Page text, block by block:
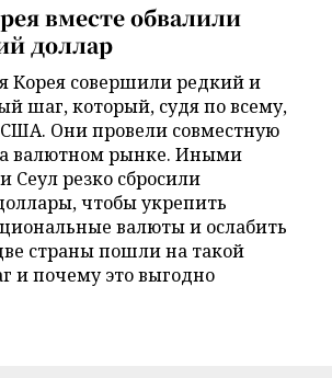
вместе обвалили
доллар
Корея совершили редкий и
шаг, который, судя по всему,
США. Они провели совместную
валютном рынке. Иными
Сеул резко сбросили
чтобы укрепить
валюты и ослабить
страны пошли на такой
и почему это выгодно